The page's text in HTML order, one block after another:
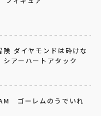
険 ダイヤモンドは砕けな
アーハートアタック
ゴーレムのうでいれ